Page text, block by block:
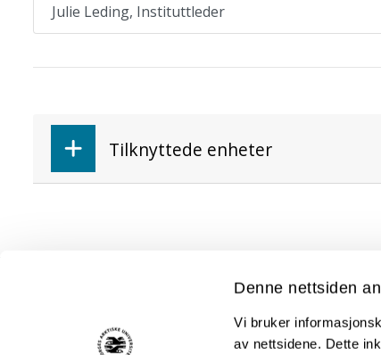
Denne nettsiden
Vi bruker
av nettsidene. Dette
Julie Leding, Instituttleder
Tilknyttede enheter